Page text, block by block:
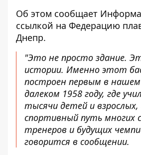
Об этом сообщает
ссылкой на Федерацию
Днепр.
"Это не просто здание.
истории. Именно этот
построен первым в нашем
далеком 1958 году, где
тысячи детей и взрослых,
спортивный путь многих
тренеров и будущих
говорится в сообщении.